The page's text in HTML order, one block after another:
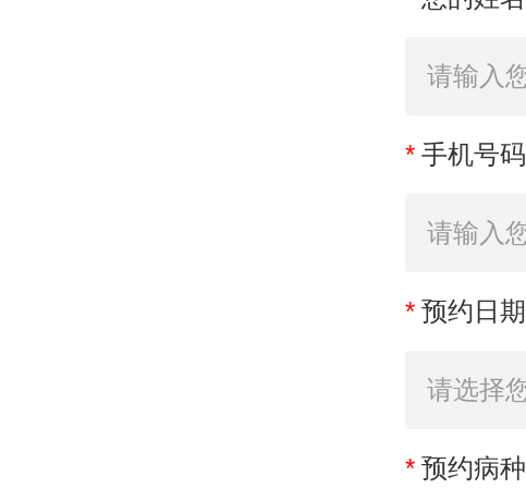
* 手机号码
* 预约日期
* 预约病种